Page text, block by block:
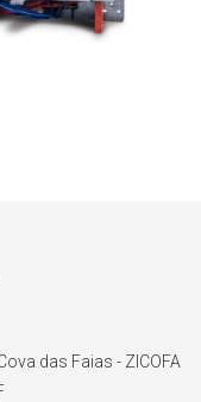
das Faias - ZICOFA